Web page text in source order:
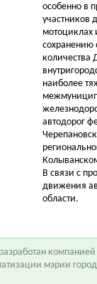
особенно в
участников
мотоциклах
сохранению
количества
наиболее
автодорог
В связи с
движения
области.
компанией
мэрии